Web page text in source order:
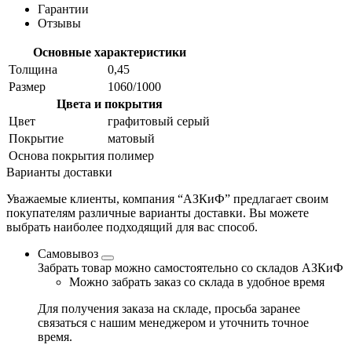
Гарантии
Отзывы
Основные характеристики
Толщина
0,45
Размер
1060/1000
Цвета и покрытия
Цвет
графитовый серый
Покрытие
матовый
Основа покрытия полимер
Варианты доставки
Уважаемые клиенты, компания “АЗКиФ” предлагает своим
покупателям различные варианты доставки. Вы можете
выбрать наиболее подходящий для вас способ.
Самовывоз
Забрать товар можно самостоятельно со складов АЗКиФ
Можно забрать заказ со склада в удобное время
Для получения заказа на складе, просьба заранее
связаться с нашим менеджером и уточнить точное
время.